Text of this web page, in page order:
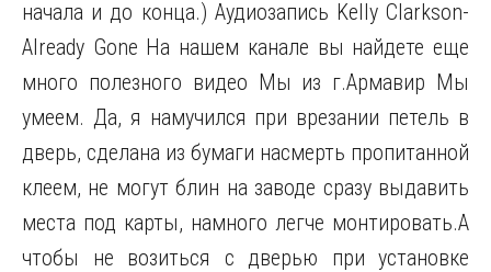
начала и до конца.) Аудиозапись Kelly Clarkson-
Already Gone На нашем канале вы найдете еще
много полезного видео Мы из г.Армавир Мы
умеем. Да, я намучился при врезании петель в
дверь, сделана из бумаги насмерть пропитанной
клеем, не могут блин на заводе сразу выдавить
места под карты, намного легче монтировать.А
чтобы не возиться с дверью при установке